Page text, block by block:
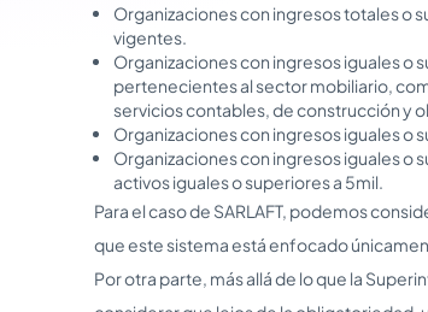
Organizaciones con ingresos totales o
vigentes.
Organizaciones con ingresos iguales o
pertenecientes al sector mobiliario,
servicios contables, de construcción y
Organizaciones con ingresos iguales o
Organizaciones con ingresos iguales o
activos iguales o superiores a 5mil.
Para el caso de SARLAFT, podemos
que este sistema está enfocado
Por otra parte, más allá de lo que la